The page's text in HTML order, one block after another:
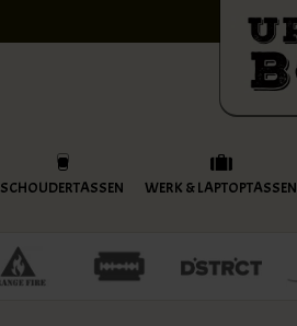
SCHOUDERTASSEN WERK & LAPTOPTASSEN